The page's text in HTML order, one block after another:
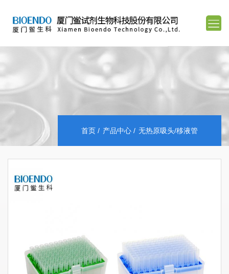
首页 产品中心 无热原吸头/移液管